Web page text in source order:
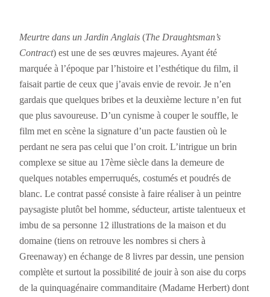
Meurtre dans un Jardin Anglais (The Draughtsman’s
Contract) est une de ses œuvres majeures. Ayant été
marquée à l’époque par l’histoire et l’esthétique du film, il
faisait partie de ceux que j’avais envie de revoir. Je n’en
gardais que quelques bribes et la deuxième lecture n’en fut
que plus savoureuse. D’un cynisme à couper le souffle, le
film met en scène la signature d’un pacte faustien où le
perdant ne sera pas celui que l’on croit. L’intrigue un brin
complexe se situe au 17ème siècle dans la demeure de
quelques notables emperruqués, costumés et poudrés de
blanc. Le contrat passé consiste à faire réaliser à un peintre
paysagiste plutôt bel homme, séducteur, artiste talentueux et
imbu de sa personne 12 illustrations de la maison et du
domaine (tiens on retrouve les nombres si chers à
Greenaway) en échange de 8 livres par dessin, une pension
complète et surtout la possibilité de jouir à son aise du corps
de la quinquagénaire commanditaire (Madame Herbert) dont